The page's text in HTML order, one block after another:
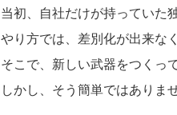
当初、自社だけが持っていた
やり方では、差別化が出来な
そこで、新しい武器をつくっ
しかし、そう簡単ではありま